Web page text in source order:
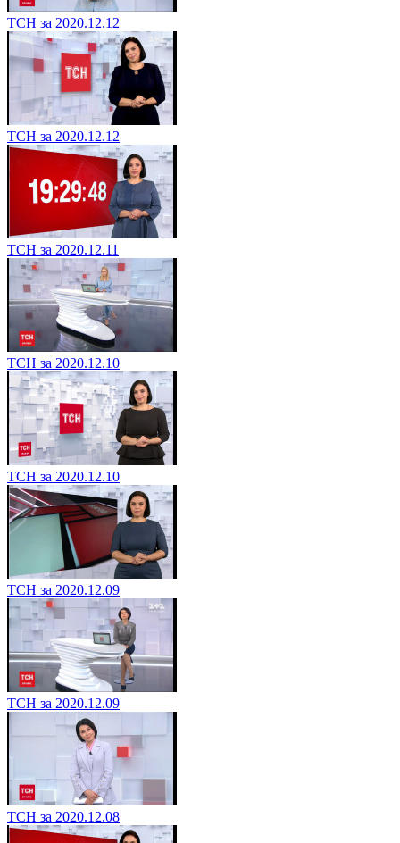
ТСН за 2020.12.12
ТСН за 2020.12.12
ТСН за 2020.12.11
ТСН за 2020.12.10
ТСН за 2020.12.10
ТСН за 2020.12.09
ТСН за 2020.12.09
ТСН за 2020.12.08